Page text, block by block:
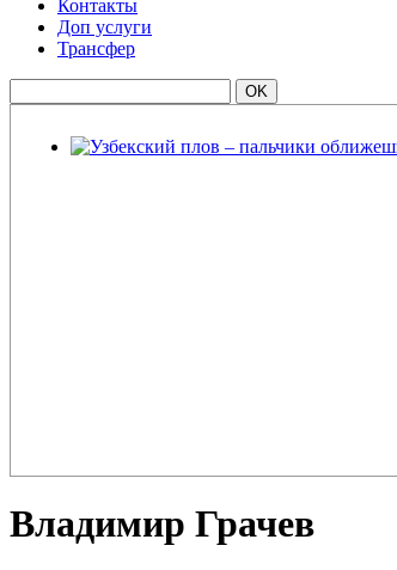
Контакты
Доп услуги
Трансфер
Владимир Грачев